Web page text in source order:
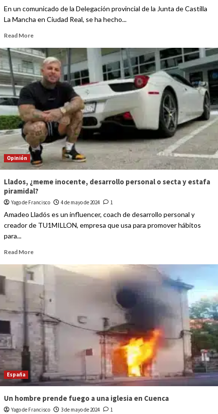
En un comunicado de la Delegación provincial de la Junta de Castilla
La Mancha en Ciudad Real, se ha hecho...
Read More
Opinión
Llados, ¿meme inocente, desarrollo personal o secta y estafa
piramidal?
Yago de Francisco 4 de mayo de 2024 1
Amadeo Lladós es un influencer, coach de desarrollo personal y
creador de TU1MILLON, empresa que usa para promover hábitos
para...
Read More
España
Un hombre prende fuego a una iglesia en Cuenca
Yago de Francisco 3 de mayo de 2024 1